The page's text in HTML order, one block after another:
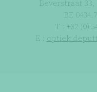
Beverstraat 33,
BE
T : +32 (0)
E :